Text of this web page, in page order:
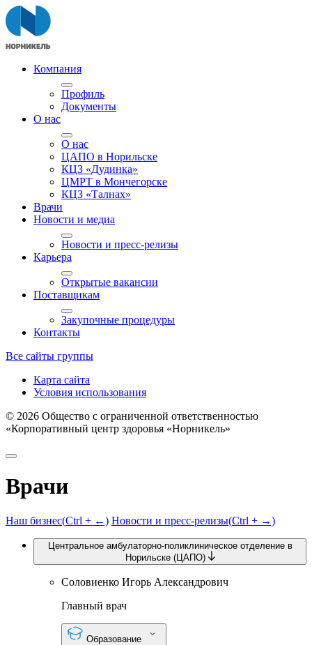
Компания
Профиль
Документы
О нас
О нас
ЦАПО в Норильске
КЦЗ «Дудинка»
ЦМРТ в Мончегорске
КЦЗ «Талнах»
Врачи
Новости и медиа
Новости и пресс-релизы
Карьера
Открытые вакансии
Поставщикам
Закупочные процедуры
Контакты
Все сайты группы
Карта сайта
Условия использования
© 2026 Общество с ограниченной ответственностью
«Корпоративный центр здоровья «Норникель»
Врачи
Наш бизнес(Ctrl + ←) Новости и пресс-релизы(Ctrl + →)
Центральное амбулаторно-поликлиническое отделение в
Норильске (ЦАПО)
Соловиенко Игорь Александрович
Главный врач
Образование